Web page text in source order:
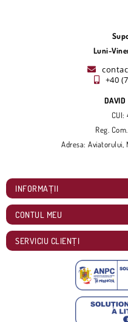
Luni-
+40
DAVID
CUI:
Reg.
Adresa: Aviatorului,
INFORMAȚII
CONTUL MEU
SERVICIU CLIENȚI